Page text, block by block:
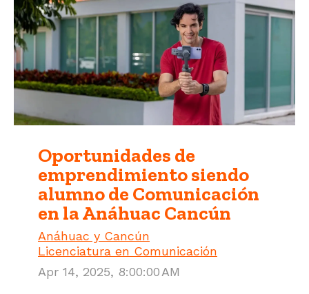
Oportunidades de
emprendimiento siendo
alumno de Comunicación
en la Anáhuac Cancún
Anáhuac y Cancún
Licenciatura en Comunicación
Apr 14, 2025, 8:00:00 AM